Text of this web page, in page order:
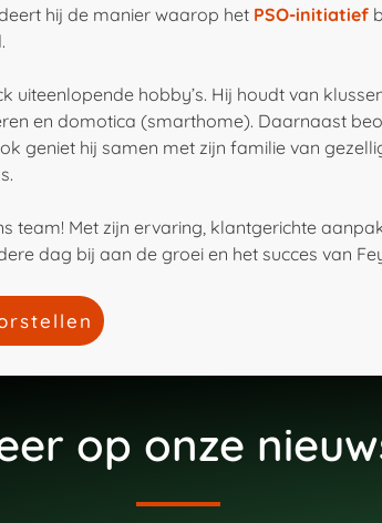
hij de manier waarop het PSO-initiatief
uiteenlopende hobby’s. Hij houdt van
en domotica (smarthome). Daarnaast
geniet hij samen met zijn familie van
team! Met zijn ervaring, klantgerichte
dag bij aan de groei en het succes van
op onze